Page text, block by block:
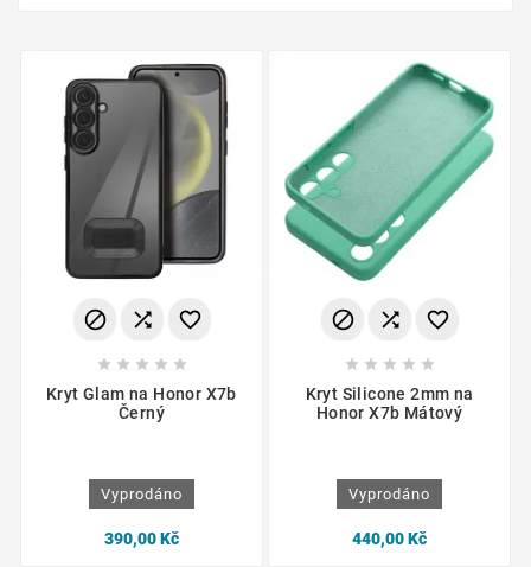
  
    
Kryt Glam na Honor X7b
Černý
Vyprodáno
390,00 Kč
  
    
Kryt Silicone 2mm na
Honor X7b Mátový
Vyprodáno
440,00 Kč